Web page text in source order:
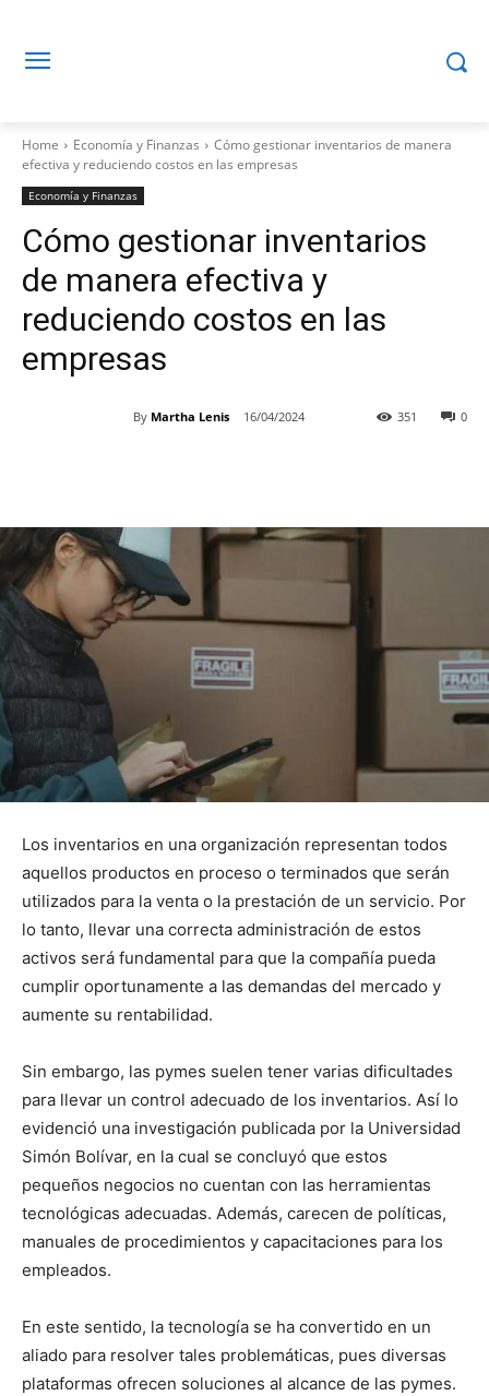
Home Economía y Finanzas
Cómo gestionar inventarios de manera
efectiva y reduciendo costos en las empresas
Economía y Finanzas
Cómo gestionar inventarios
de manera efectiva y
reduciendo costos en las
empresas
By Martha Lenis 16/04/2024 0
351
Los inventarios en una organización representan todos
aquellos productos en proceso o terminados que serán
utilizados para la venta o la prestación de un servicio. Por
lo tanto, llevar una correcta administración de estos
activos será fundamental para que la compañía pueda
cumplir oportunamente a las demandas del mercado y
aumente su rentabilidad.
Sin embargo, las pymes suelen tener varias dificultades
para llevar un control adecuado de los inventarios. Así lo
evidenció una investigación publicada por la Universidad
Simón Bolívar, en la cual se concluyó que estos
pequeños negocios no cuentan con las herramientas
tecnológicas adecuadas. Además, carecen de políticas,
manuales de procedimientos y capacitaciones para los
empleados.
En este sentido, la tecnología se ha convertido en un
aliado para resolver tales problemáticas, pues diversas
plataformas ofrecen soluciones al alcance de las pymes.